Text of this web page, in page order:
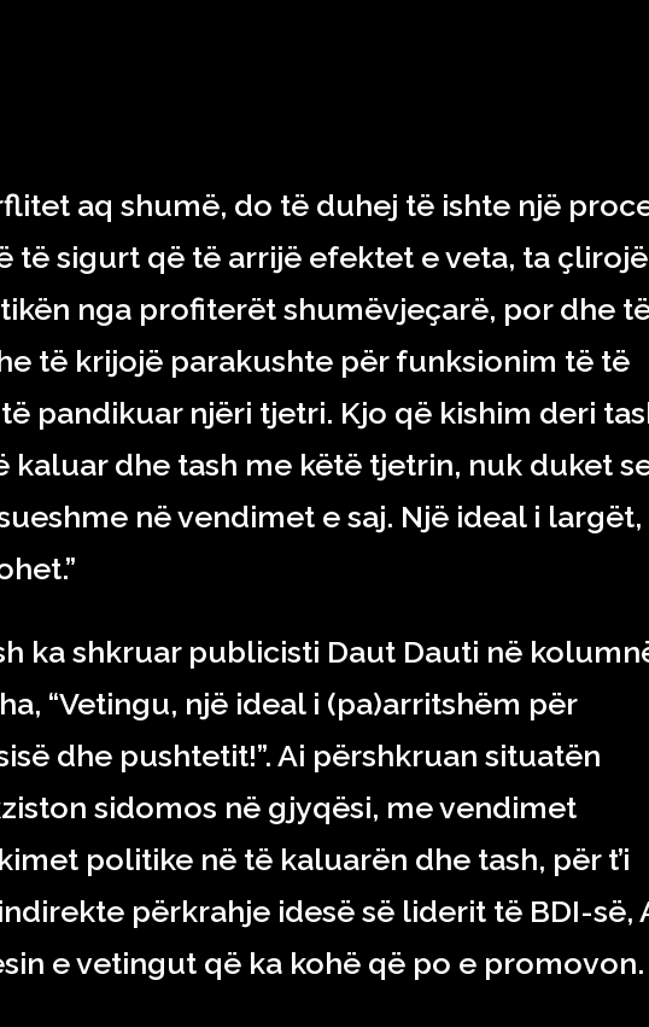
aq shumë, do të duhej të ishte një
të sigurt që të arrijë efektet e veta, ta çlirojë
nga profiterët shumëvjeçarë, por dhe
të krijojë parakushte për funksionim të të
pandikuar njëri tjetri. Kjo që kishim deri
kaluar dhe tash me këtë tjetrin, nuk duket
në vendimet e saj. Një ideal i largët,
ka shkruar publicisti Daut Dauti në
“Vetingu, një ideal i (pa)arritshëm për
dhe pushtetit!”. Ai përshkruan situatën
sidomos në gjyqësi, me vendimet
politike në të kaluarën dhe tash, për t’i
përkrahje idesë së liderit të BDI-së,
e vetingut që ka kohë që po e promovon.